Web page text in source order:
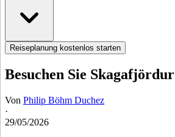
Reiseplanung kostenlos starten
Besuchen Sie Skagafjördur
Von Philip Böhm Duchez
·
29/05/2026